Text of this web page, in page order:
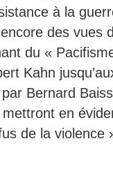
à la
des vues
du «
Kahn
Bernard
en
de la violence